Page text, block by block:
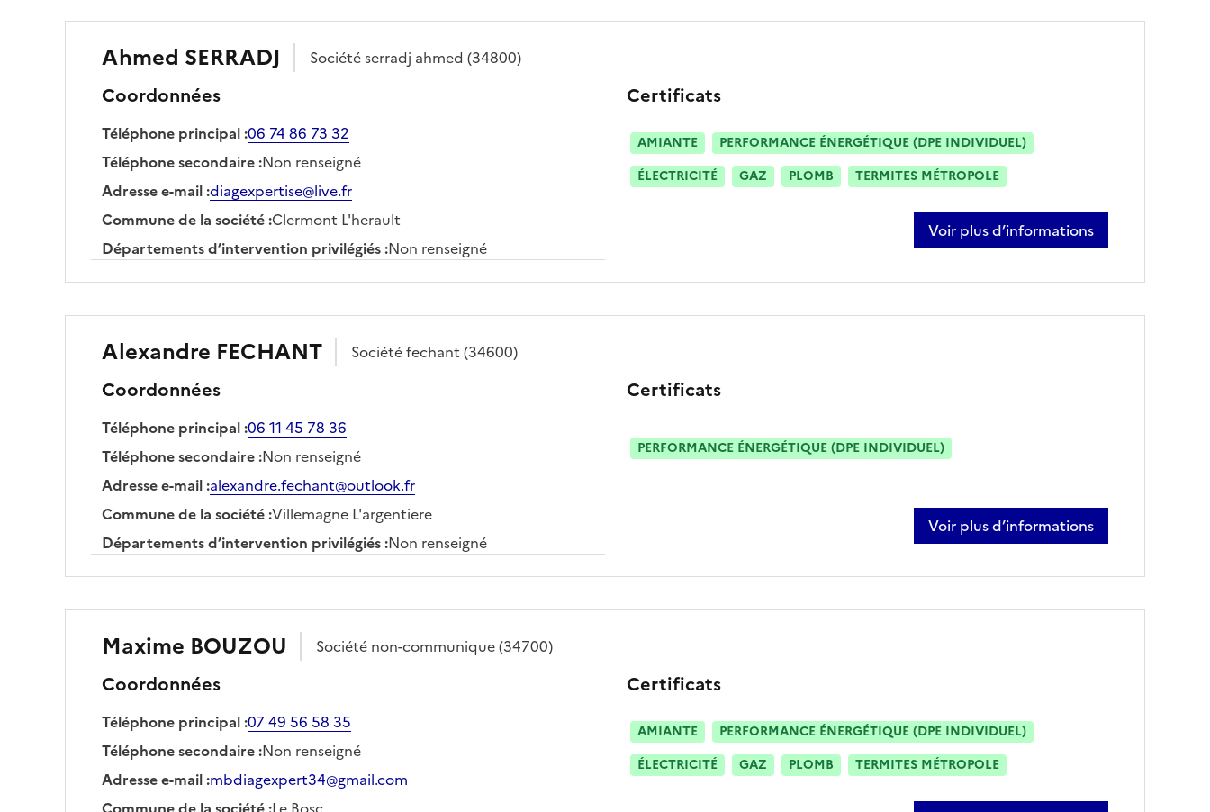
Ahmed SERRADJ Sociétéserradj ahmed (34800)
Coordonnées
Téléphone principal:06 74 86 73 32
Téléphone secondaire:Non renseigné
Adresse e-mail:diagexpertise@live.fr
Commune de la société:Clermont L'herault
Départements d’intervention privilégiés:Non renseigné
Certificats
AMIANTE
PERFORMANCE ÉNERGÉTIQUE (DPE INDIVIDUEL)
ÉLECTRICITÉ
GAZ PLOMB TERMITES MÉTROPOLE
Voir plus d’informations
sur ahmed serradj
Alexandre FECHANT Sociétéfechant (34600)
Coordonnées
Téléphone principal:06 11 45 78 36
Téléphone secondaire:Non renseigné
Adresse e-mail:alexandre.fechant@outlook.fr
Commune de la société:Villemagne L'argentiere
Départements d’intervention privilégiés:Non renseigné
Certificats
PERFORMANCE ÉNERGÉTIQUE (DPE INDIVIDUEL)
Voir plus d’informations
sur alexandre fechant
Maxime BOUZOU Société non-communique(34700)
Coordonnées
Téléphone principal:07 49 56 58 35
Téléphone secondaire:Non renseigné
Adresse e-mail:mbdiagexpert34@gmail.com
Certificats
AMIANTE
PERFORMANCE ÉNERGÉTIQUE (DPE INDIVIDUEL)
ÉLECTRICITÉ
GAZ PLOMB TERMITES MÉTROPOLE